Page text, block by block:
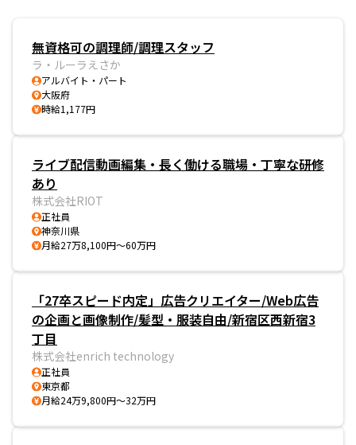
無資格可の調理師/調理スタッフ
ラ・ルーラえさか
アルバイト・パート
大阪府
時給1,177円
ライブ配信動画編集・長く働ける職場・丁寧な研修
あり
株式会社RIOT
正社員
神奈川県
月給27万8,100円～60万円
「27卒スピード内定」広告クリエイター/Web広告
の企画と画像制作/髪型・服装自由/新宿区西新宿3
丁目
株式会社enrich technology
正社員
東京都
月給24万9,800円～32万円